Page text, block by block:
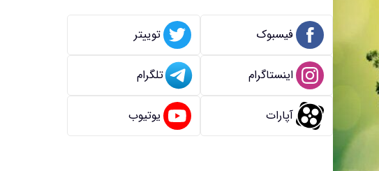
فیسبوک توییتر
اینستاگرام تلگرام
آپارات یوتیوب